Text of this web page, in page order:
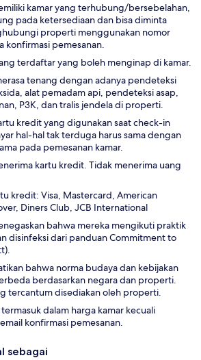
kamar yang terhubung/bersebelahan,
pada ketersediaan dan bisa diminta
properti menggunakan nomor
konfirmasi pemesanan.
terdaftar yang boleh menginap di kamar.
tenang dengan adanya pendeteksi
alat pemadam api, pendeteksi asap,
P3K, dan tralis jendela di properti.
kredit yang digunakan saat check-in
hal-hal tak terduga harus sama dengan
pada pemesanan kamar.
kartu kredit. Tidak menerima uang
kredit: Visa, Mastercard, American
Diners Club, JCB International
bahwa mereka mengikuti praktik
disinfeksi dari panduan Commitment to
bahwa norma budaya dan kebijakan
berdasarkan negara dan properti.
tercantum disediakan oleh properti.
dalam harga kamar kecuali
konfirmasi pemesanan.
sebagai